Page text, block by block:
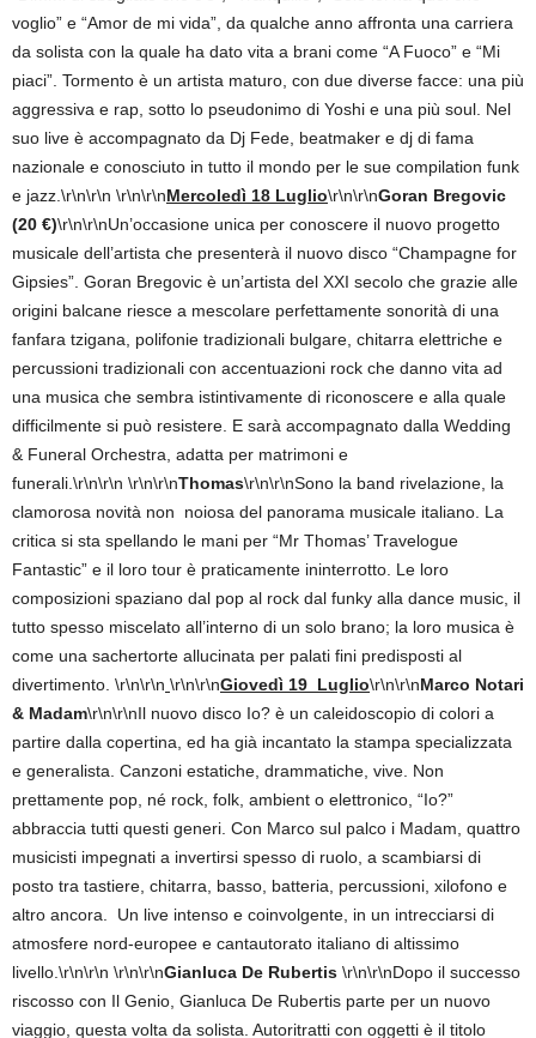
voglio” e “Amor de mi vida”, da qualche anno affronta una carriera
da solista con la quale ha dato vita a brani come “A Fuoco” e “Mi
piaci”. Tormento è un artista maturo, con due diverse facce: una più
aggressiva e rap, sotto lo pseudonimo di Yoshi e una più soul. Nel
suo live è accompagnato da Dj Fede, beatmaker e dj di fama
nazionale e conosciuto in tutto il mondo per le sue compilation funk
e jazz.\r\n\r\n \r\n\r\nMercoledì 18 Luglio\r\n\r\nGoran Bregovic
(20 €)\r\n\r\nUn’occasione unica per conoscere il nuovo progetto
musicale dell’artista che presenterà il nuovo disco “Champagne for
Gipsies”. Goran Bregovic è un’artista del XXI secolo che grazie alle
origini balcane riesce a mescolare perfettamente sonorità di una
fanfara tzigana, polifonie tradizionali bulgare, chitarra elettriche e
percussioni tradizionali con accentuazioni rock che danno vita ad
una musica che sembra istintivamente di riconoscere e alla quale
difficilmente si può resistere. E sarà accompagnato dalla Wedding
& Funeral Orchestra, adatta per matrimoni e
funerali.\r\n\r\n \r\n\r\nThomas\r\n\r\nSono la band rivelazione, la
clamorosa novità non noiosa del panorama musicale italiano. La
critica si sta spellando le mani per “Mr Thomas’ Travelogue
Fantastic” e il loro tour è praticamente ininterrotto. Le loro
composizioni spaziano dal pop al rock dal funky alla dance music, il
tutto spesso miscelato all’interno di un solo brano; la loro musica è
come una sachertorte allucinata per palati fini predisposti al
divertimento. \r\n\r\n \r\n\r\nGiovedì 19 Luglio\r\n\r\nMarco Notari
& Madam\r\n\r\nIl nuovo disco Io? è un caleidoscopio di colori a
partire dalla copertina, ed ha già incantato la stampa specializzata
e generalista. Canzoni estatiche, drammatiche, vive. Non
prettamente pop, né rock, folk, ambient o elettronico, “Io?”
abbraccia tutti questi generi. Con Marco sul palco i Madam, quattro
musicisti impegnati a invertirsi spesso di ruolo, a scambiarsi di
posto tra tastiere, chitarra, basso, batteria, percussioni, xilofono e
altro ancora. Un live intenso e coinvolgente, in un intrecciarsi di
atmosfere nord-europee e cantautorato italiano di altissimo
livello.\r\n\r\n \r\n\r\nGianluca De Rubertis \r\n\r\nDopo il successo
riscosso con Il Genio, Gianluca De Rubertis parte per un nuovo
viaggio, questa volta da solista. Autoritratti con oggetti è il titolo